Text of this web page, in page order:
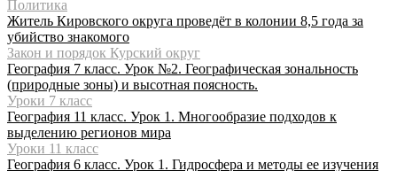
Политика
Житель Кировского округа проведёт в колонии 8,5 года за
убийство знакомого
Закон и порядок Курский округ
География 7 класс. Урок №2. Географическая зональность
(природные зоны) и высотная поясность.
Уроки 7 класс
География 11 класс. Урок 1. Многообразие подходов к
выделению регионов мира
Уроки 11 класс
География 6 класс. Урок 1. Гидросфера и методы ее изучения